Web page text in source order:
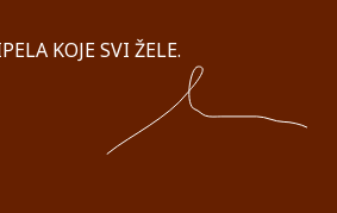
KOJE SVI ŽELE.